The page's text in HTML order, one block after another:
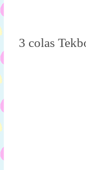
3 colas